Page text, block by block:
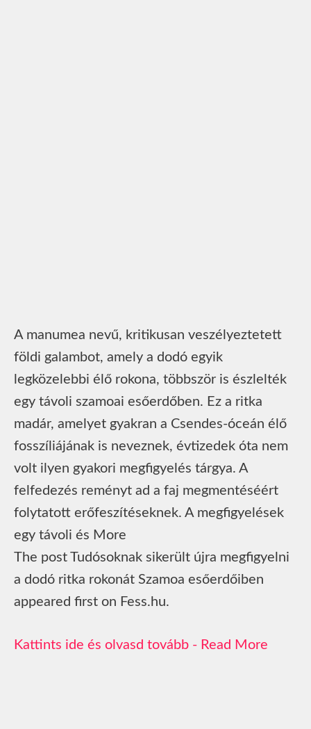
A manumea nevű, kritikusan veszélyeztetett
földi galambot, amely a dodó egyik
legközelebbi élő rokona, többször is észlelték
egy távoli szamoai esőerdőben. Ez a ritka
madár, amelyet gyakran a Csendes-óceán élő
fosszíliájának is neveznek, évtizedek óta nem
volt ilyen gyakori megfigyelés tárgya. A
felfedezés reményt ad a faj megmentéséért
folytatott erőfeszítéseknek. A megfigyelések
egy távoli és More
The post Tudósoknak sikerült újra megfigyelni
a dodó ritka rokonát Szamoa esőerdőiben
appeared first on Fess.hu.
Read More